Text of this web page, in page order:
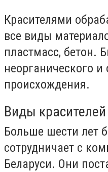
Красителями
все виды
пластмасс, бетон.
неорганического и
происхождения.
Виды красителей
Больше шести лет
сотрудничает с
Беларуси. Они